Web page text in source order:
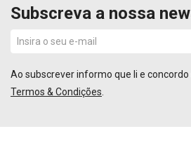
Subscreva a nossa
Ao subscrever informo que li e concordo
Termos & Condições